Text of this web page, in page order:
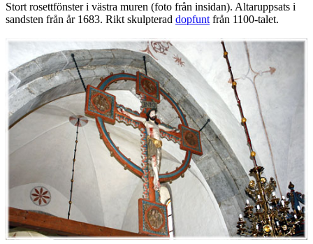
Stort rosettfönster i västra muren (foto från insidan). Altaruppsats i
sandsten från år 1683. Rikt skulpterad dopfunt från 1100-talet.